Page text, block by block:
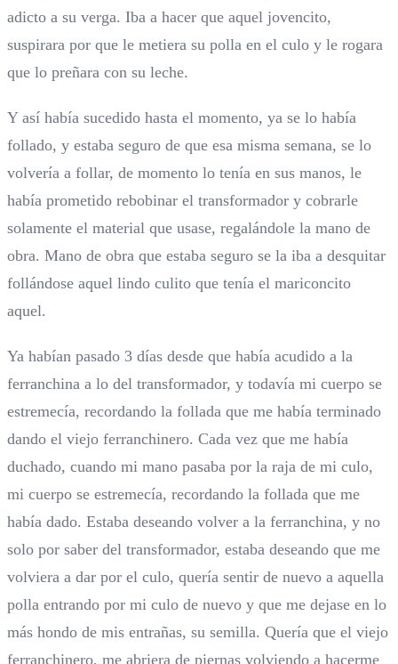
adicto a su verga. Iba a hacer que aquel jovencito,
suspirara por que le metiera su polla en el culo y le rogara
que lo preñara con su leche.
Y así había sucedido hasta el momento, ya se lo había
follado, y estaba seguro de que esa misma semana, se lo
volvería a follar, de momento lo tenía en sus manos, le
había prometido rebobinar el transformador y cobrarle
solamente el material que usase, regalándole la mano de
obra. Mano de obra que estaba seguro se la iba a desquitar
follándose aquel lindo culito que tenía el mariconcito
aquel.
Ya habían pasado 3 días desde que había acudido a la
ferranchina a lo del transformador, y todavía mi cuerpo se
estremecía, recordando la follada que me había terminado
dando el viejo ferranchinero. Cada vez que me había
duchado, cuando mi mano pasaba por la raja de mi culo,
mi cuerpo se estremecía, recordando la follada que me
había dado. Estaba deseando volver a la ferranchina, y no
solo por saber del transformador, estaba deseando que me
volviera a dar por el culo, quería sentir de nuevo a aquella
polla entrando por mi culo de nuevo y que me dejase en lo
más hondo de mis entrañas, su semilla. Quería que el viejo
ferranchinero, me abriera de piernas volviendo a hacerme